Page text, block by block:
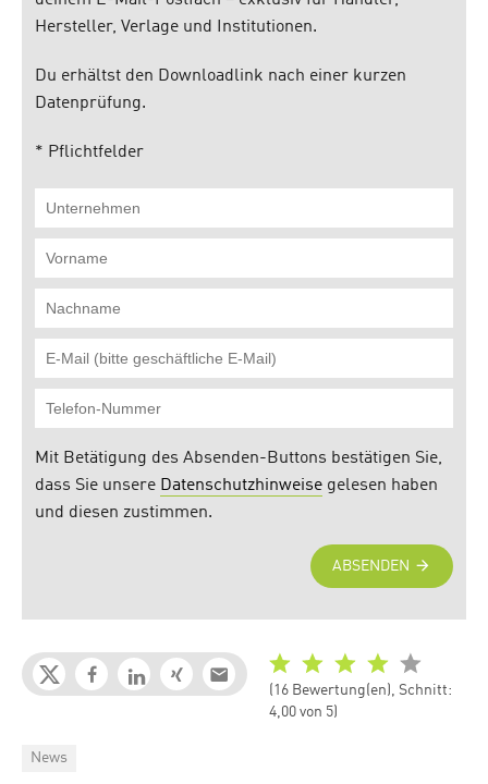
(16 Bewertung(en), Schnitt:
4,00 von 5)
Categories
News